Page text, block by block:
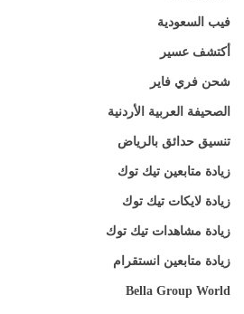
فيب السعودية
أكتشف عسير
شحن فري فاير
الصحيفة العربية الأردنية
تنسيق حدائق بالرياض
زيادة متابعين تيك توك
زيادة لايكات تيك توك
زيادة مشاهدات تيك توك
زيادة متابعين انستقرام
Bella Group World